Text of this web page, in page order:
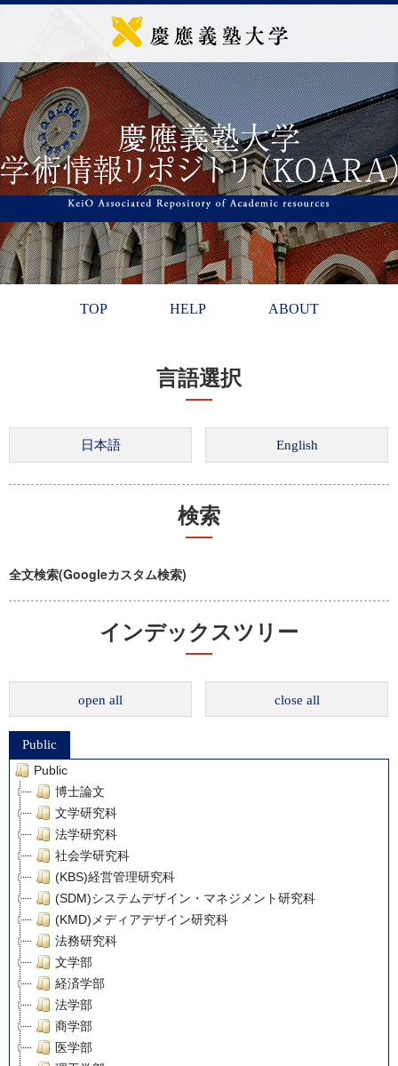
TOP HELP ABOUT
言語選択
検索
全文検索(Googleカスタム検索)
インデックスツリー
open all close all
Public
Public
博士論文
文学研究科
法学研究科
社会学研究科
(KBS)経営管理研究科
(SDM)システムデザイン・マネジメント研究科
(KMD)メディアデザイン研究科
法務研究科
文学部
経済学部
法学部
商学部
医学部